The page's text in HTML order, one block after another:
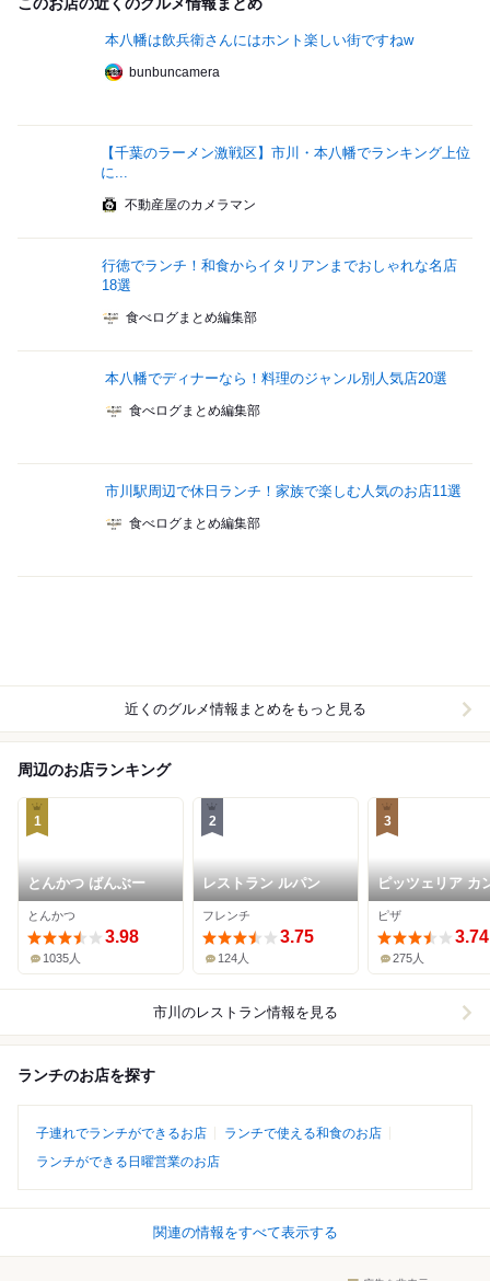
このお店の近くのグルメ情報まとめ
本八幡は飲兵衛さんにはホント楽しい街ですねw
bunbuncamera
【千葉のラーメン激戦区】市川・本八幡でランキング上位
に...
不動産屋のカメラマン
行徳でランチ！和食からイタリアンまでおしゃれな名店
18選
食べログまとめ編集部
本八幡でディナーなら！料理のジャンル別人気店20選
食べログまとめ編集部
市川駅周辺で休日ランチ！家族で楽しむ人気のお店11選
食べログまとめ編集部
近くのグルメ情報まとめをもっと見る
周辺のお店ランキング
1
とんかつ ばんぶー
とんかつ
3.98
1035人
2
レストラン ルパン
フレンチ
3.75
124人
3
ピッツェリア カ
デッラ テッラ
ピザ
3.74
275人
市川 のレストラン情報を見る
ランチのお店を探す
子連れでランチができるお店
ランチで使える和食のお店
ランチができる日曜営業のお店
関連の情報をすべて表示する